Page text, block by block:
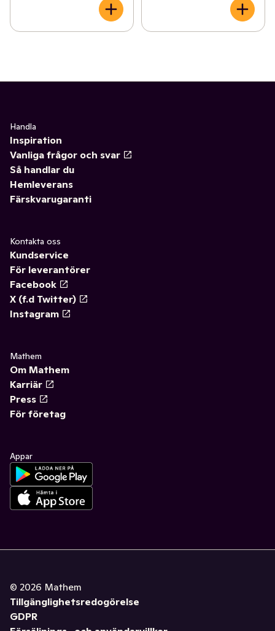
Handla
Inspiration
Vanliga frågor och svar
Så handlar du
Hemleverans
Färskvarugaranti
Kontakta oss
Kundservice
För leverantörer
Facebook
X (f.d Twitter)
Instagram
Mathem
Om Mathem
Karriär
Press
För företag
Appar
© 2026 Mathem
Tillgänglighetsredogörelse
GDPR